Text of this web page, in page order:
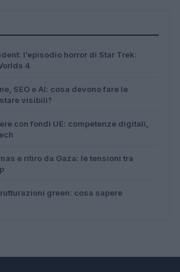
l’episodio horror di Star Trek:
4
SEO e AI: cosa devono fare le
visibili?
con fondi UE: competenze digitali,
e ritiro da Gaza: le tensioni tra
green: cosa sapere